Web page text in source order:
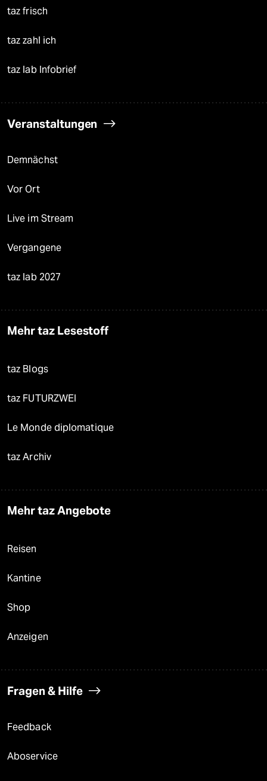
taz frisch
taz zahl ich
taz lab Infobrief
Veranstaltungen
Demnächst
Vor Ort
Live im Stream
Vergangene
taz lab 2027
Mehr taz Lesestoff
taz Blogs
taz FUTURZWEI
Le Monde diplomatique
taz Archiv
Mehr taz Angebote
Reisen
Kantine
Shop
Anzeigen
Fragen & Hilfe
Feedback
Aboservice